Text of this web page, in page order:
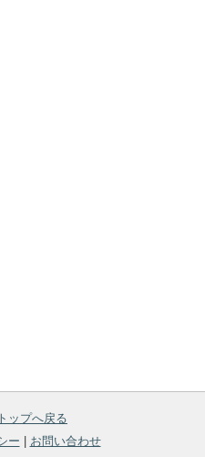
トップへ戻る
ー
お問い合わせ